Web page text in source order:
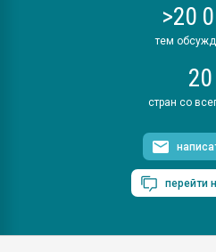
>20
тем
20
стран со
перейти